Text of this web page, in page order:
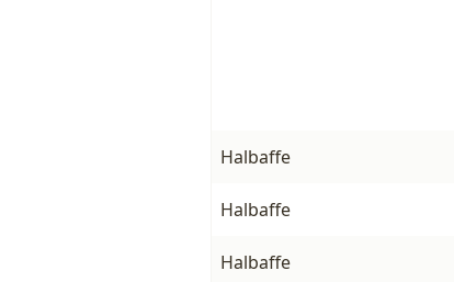
Halbaffe
Halbaffe
Halbaffe